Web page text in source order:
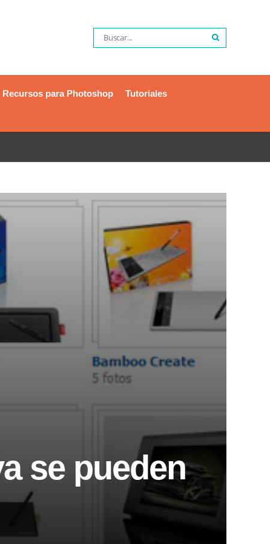
Recursos para Photoshop
Tutoriales
se pueden